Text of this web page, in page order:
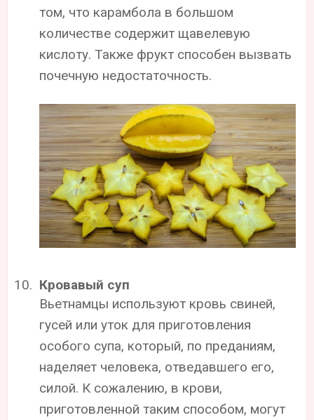
том, что карамбола в большом
количестве содержит щавелевую
кислоту. Также фрукт способен вызвать
почечную недостаточность.
Кровавый суп
Вьетнамцы используют кровь свиней,
гусей или уток для приготовления
особого супа, который, по преданиям,
наделяет человека, отведавшего его,
силой. К сожалению, в крови,
приготовленной таким способом, могут